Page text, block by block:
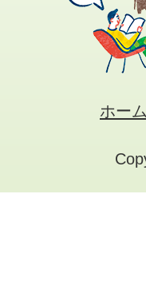
ホー